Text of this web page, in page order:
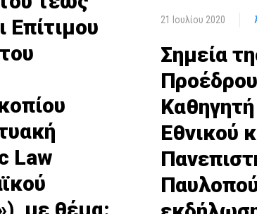
Επίτιμου
Law
21 Ιουλίου 2020
Σημεία
Εθνικού